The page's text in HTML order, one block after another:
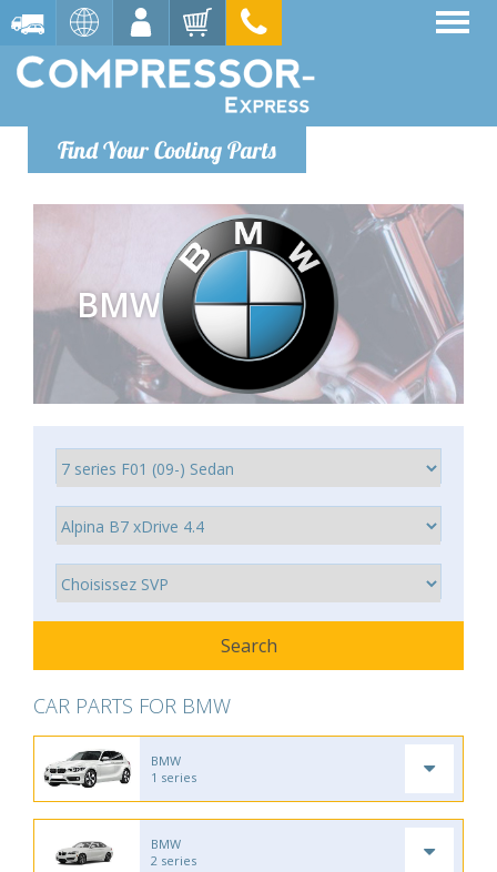
Find Your Cooling Parts
BMW
CAR PARTS FOR BMW
BMW
1 series
BMW
2 series